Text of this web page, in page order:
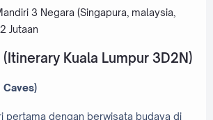
3 Negara (Singapura, malaysia,
Jutaan
Kuala Lumpur 3D2N)
Caves)
pertama dengan berwisata budaya di